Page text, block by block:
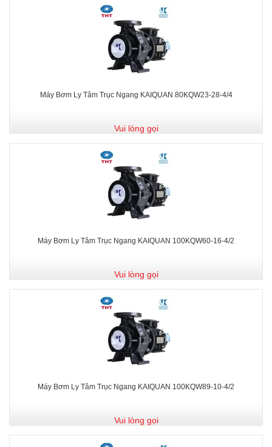
Máy Bơm Ly Tâm Trục Ngang KAIQUAN 80KQW23-28-4/4
Vui lòng gọi
Máy Bơm Ly Tâm Trục Ngang KAIQUAN 100KQW60-16-4/2
Vui lòng gọi
Máy Bơm Ly Tâm Trục Ngang KAIQUAN 100KQW89-10-4/2
Vui lòng gọi